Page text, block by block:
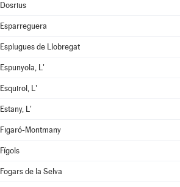
Dosrius
Esparreguera
Esplugues de Llobregat
Espunyola, L'
Esquirol, L'
Estany, L'
Figaró-Montmany
Fígols
Fogars de la Selva